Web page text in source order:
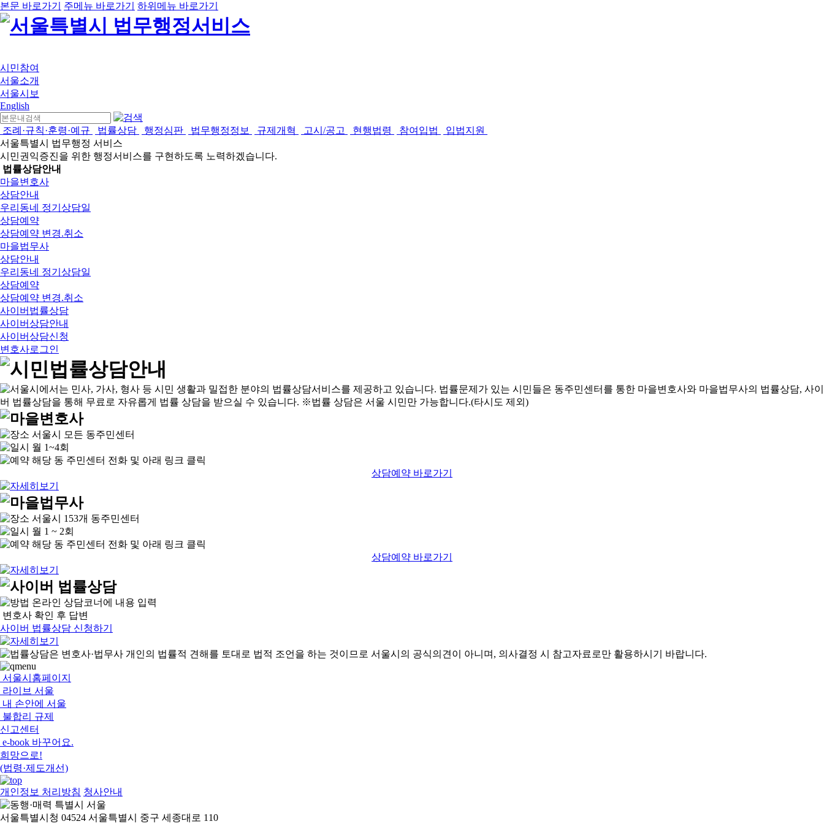
본문 바로가기 주메뉴 바로가기 하위메뉴 바로가기
시민참여
서울소개
서울시보
English
조례·규칙·훈령·예규 법률상담 행정심판 법무행정정보 규제개혁 고시/공고 현행법령 참여입법
입법지원
서울특별시 법무행정 서비스
시민권익증진을 위한 행정서비스를 구현하도록 노력하겠습니다.
법률상담안내
마을변호사
상담안내
우리동네 정기상담일
상담예약
상담예약 변경.취소
마을법무사
상담안내
우리동네 정기상담일
상담예약
상담예약 변경.취소
사이버법률상담
사이버상담안내
사이버상담신청
변호사로그인
서울시 모든 동주민센터
월 1~4회
해당 동 주민센터 전화 및 아래 링크 클릭
상담예약 바로가기
서울시 153개 동주민센터
월 1 ~ 2회
해당 동 주민센터 전화 및 아래 링크 클릭
상담예약 바로가기
온라인 상담코너에 내용 입력
변호사 확인 후 답변
사이버 법률상담 신청하기
서울시홈페이지
라이브 서울
내 손안에 서울
불합리 규제
신고센터
e-book 바꾸어요.
희망으로!
(법령·제도개선)
개인정보 처리방침 청사안내
서울특별시청 04524 서울특별시 중구 세종대로 110